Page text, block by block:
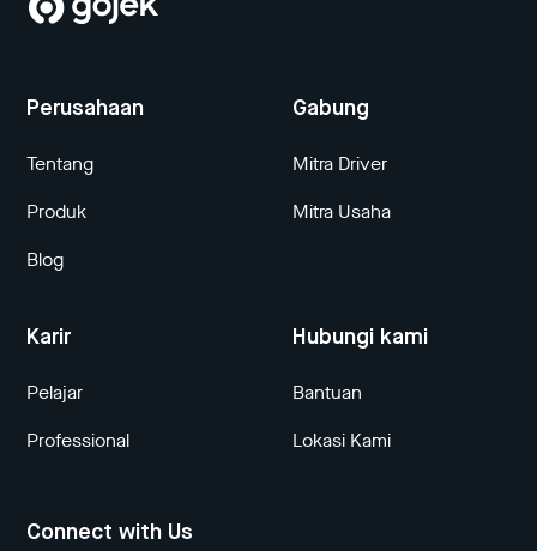
Perusahaan
Tentang
Produk
Blog
Gabung
Mitra Driver
Mitra Usaha
Karir
Pelajar
Professional
Hubungi kami
Bantuan
Lokasi Kami
Connect with Us